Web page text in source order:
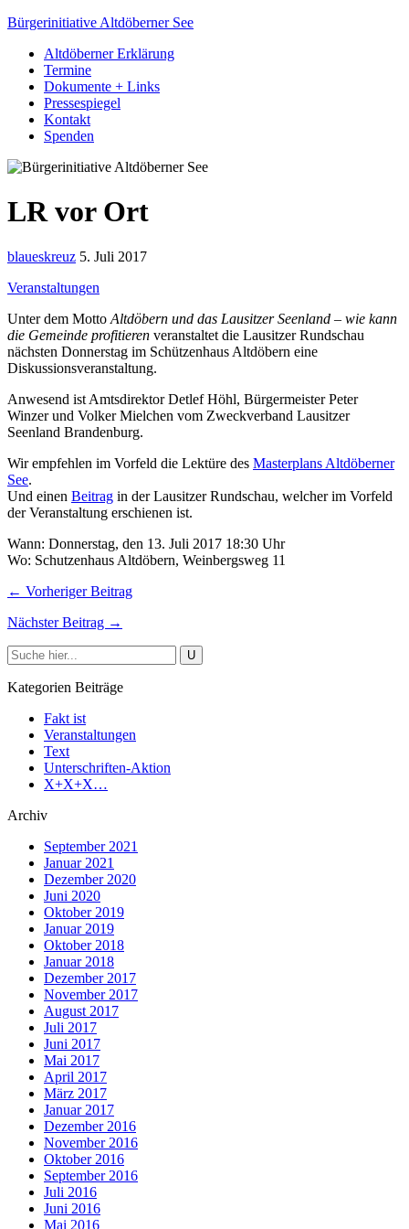
Bürgerinitiative Altdöberner See
Altdöberner Erklärung
Termine
Dokumente + Links
Pressespiegel
Kontakt
Spenden
LR vor Ort
blaueskreuz 5. Juli 2017
Veranstaltungen
Unter dem Motto Altdöbern und das Lausitzer Seenland – wie kann
die Gemeinde profitieren veranstaltet die Lausitzer Rundschau
nächsten Donnerstag im Schützenhaus Altdöbern eine
Diskussionsveranstaltung.
Anwesend ist Amtsdirektor Detlef Höhl, Bürgermeister Peter
Winzer und Volker Mielchen vom Zweckverband Lausitzer
Seenland Brandenburg.
Wir empfehlen im Vorfeld die Lektüre des Masterplans Altdöberner
See.
Und einen Beitrag in der Lausitzer Rundschau, welcher im Vorfeld
der Veranstaltung erschienen ist.
Wann: Donnerstag, den 13. Juli 2017 18:30 Uhr
Wo: Schutzenhaus Altdöbern, Weinbergsweg 11
← Vorheriger Beitrag
Nächster Beitrag →
Kategorien Beiträge
Fakt ist
Veranstaltungen
Text
Unterschriften-Aktion
X+X+X…
Archiv
September 2021
Januar 2021
Dezember 2020
Juni 2020
Oktober 2019
Januar 2019
Oktober 2018
Januar 2018
Dezember 2017
November 2017
August 2017
Juli 2017
Juni 2017
Mai 2017
April 2017
März 2017
Januar 2017
Dezember 2016
November 2016
Oktober 2016
September 2016
Juli 2016
Juni 2016
Mai 2016